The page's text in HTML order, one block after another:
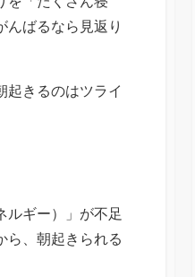
ばるなら見返り
起きるのはツライ
ルギー）」が不足
ら、朝起きられる